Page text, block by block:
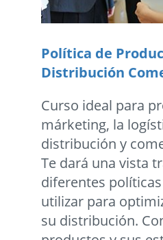
Política de
Distribución
Curso ideal para
márketing, la
distribución y
Te dará una vista
diferentes
utilizar para
su distribución.